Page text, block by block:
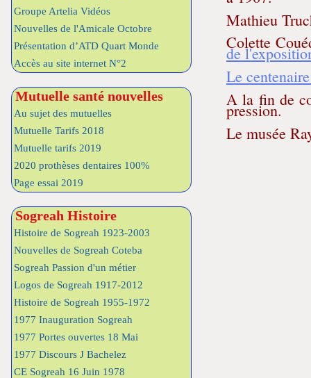
Groupe Artelia Vidéos
Nouvelles de l'Amicale Octobre
Présentation d’ATD Quart Monde
Accès au site internet N°2
Mutuelle santé nouvelles
Au sujet des mutuelles
Mutuelle Tarifs 2018
Mutuelle tarifs 2019
2020 prothèses dentaires 100%
Page essai 2019
Sogreah Histoire
Histoire de Sogreah 1923-2003
Nouvelles de Sogreah Coteba
Sogreah Passion d'un métier
Logos de Sogreah 1917-2012
Histoire de Sogreah 1955-1972
1977 Inauguration Sogreah
1977 Portes ouvertes 18 Mai
1977 Discours J Bachelez
CE Sogreah 16 Juin 1978
Mathieu
Colette
de
Le
A la fin de
pression.
Le musée